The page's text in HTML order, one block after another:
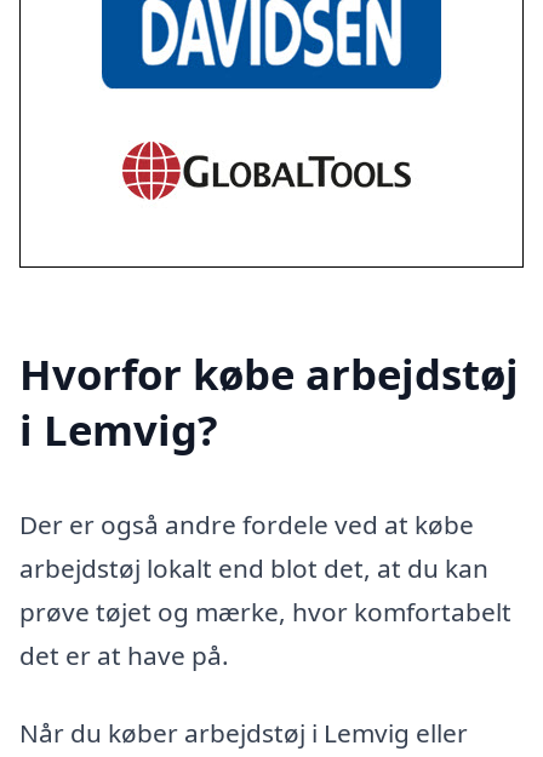
Hvorfor købe arbejdstøj
i Lemvig?
Der er også andre fordele ved at købe
arbejdstøj lokalt end blot det, at du kan
prøve tøjet og mærke, hvor komfortabelt
det er at have på.
Når du køber arbejdstøj i Lemvig eller